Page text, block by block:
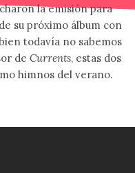
la emisión para
su próximo álbum con
todavía no sabemos
deCurrents, estas dos
himnos del verano.